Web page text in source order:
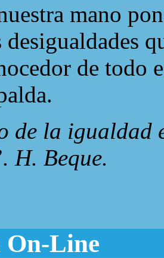
mano
desigualdades
de todo
de la igualdad
H. Beque.
On-Line